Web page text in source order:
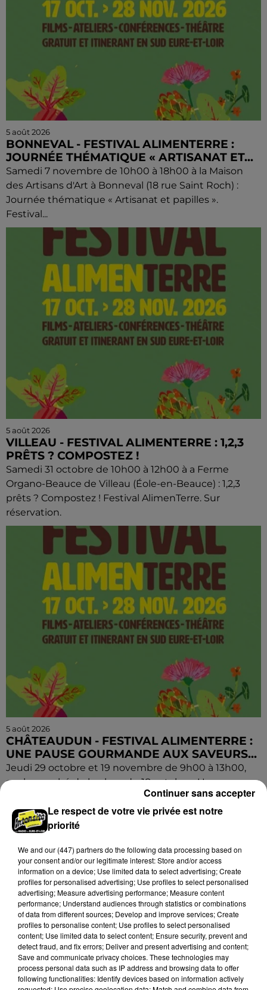
5 août 2026
BONNEVAL - FESTIVAL ALIMENTERRE :
JOURNÉE THÉMATIQUE « ARTISANAT ET...
Samedi 7 novembre de 10h00 à 18h00 à la Maison
des Artisans d'Art à Bonneval (18 rue Saint Roch) :
Journée thématique « Artisanat et papilles ».
Festival...
5 août 2026
VILLEAU - FESTIVAL ALIMENTERRE : 1,2,3
PRÊTS ? COMPOSTEZ !
Samedi 31 octobre de 10h00 à 12h00 à a Ferme
Organo-Beauce de Villeau (Éole-en-Beauce) : 1,2,3
prêts ? Compostez ! Festival AlimenTerre. Sur
réservation.
5 août 2026
CHÂTEAUDUN - FESTIVAL ALIMENTERRE :
UNE PAUSE GOURMANDE AUX SAVEURS...
Jeudi 29 octobre et 19 novembre de 9h00 à 13h00,
sur la marché de la place du 18 octobre : Une pause
gourmande aux saveurs de Beauce ! Festival
AlimenTerre.Le respect de votre vie privée est notre
priorité
We and our (447) partnersdo the following data processing based on
your consent and/or our legitimate interest: Store and/or access
information on a device; Use limited data to select advertising; Create
profiles for personalised advertising; Use profiles to select personalised
advertising; Measure advertising performance; Measure content
performance; Understand audiences through statistics or combinations
of data from different sources; Develop and improve services; Create
profiles to personalise content; Use profiles to select personalised
content; Use limited data to select content; Ensure security, prevent and
detect fraud, and fix errors; Deliver and present advertising and content;
Save and communicate privacy choices. These technologies may
process personal data such as IP address and browsing data to offer
following functionalities: Identify devices based on information actively
Continuer sans accepter